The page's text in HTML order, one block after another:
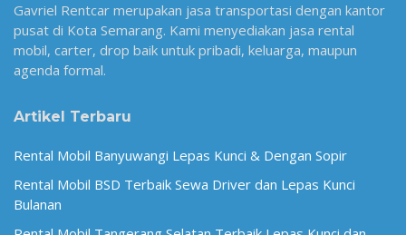
Gavriel Rentcar merupakan jasa transportasi dengan kantor
pusat di Kota Semarang. Kami menyediakan jasa rental
mobil, carter, drop baik untuk pribadi, keluarga, maupun
agenda formal.
Artikel Terbaru
Rental Mobil Banyuwangi Lepas Kunci & Dengan Sopir
Rental Mobil BSD Terbaik Sewa Driver dan Lepas Kunci
Bulanan